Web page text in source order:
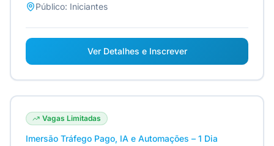
Público: Iniciantes
Ver Detalhes e Inscrever
Vagas Limitadas
Imersão Tráfego Pago, IA e Automações – 1 Dia